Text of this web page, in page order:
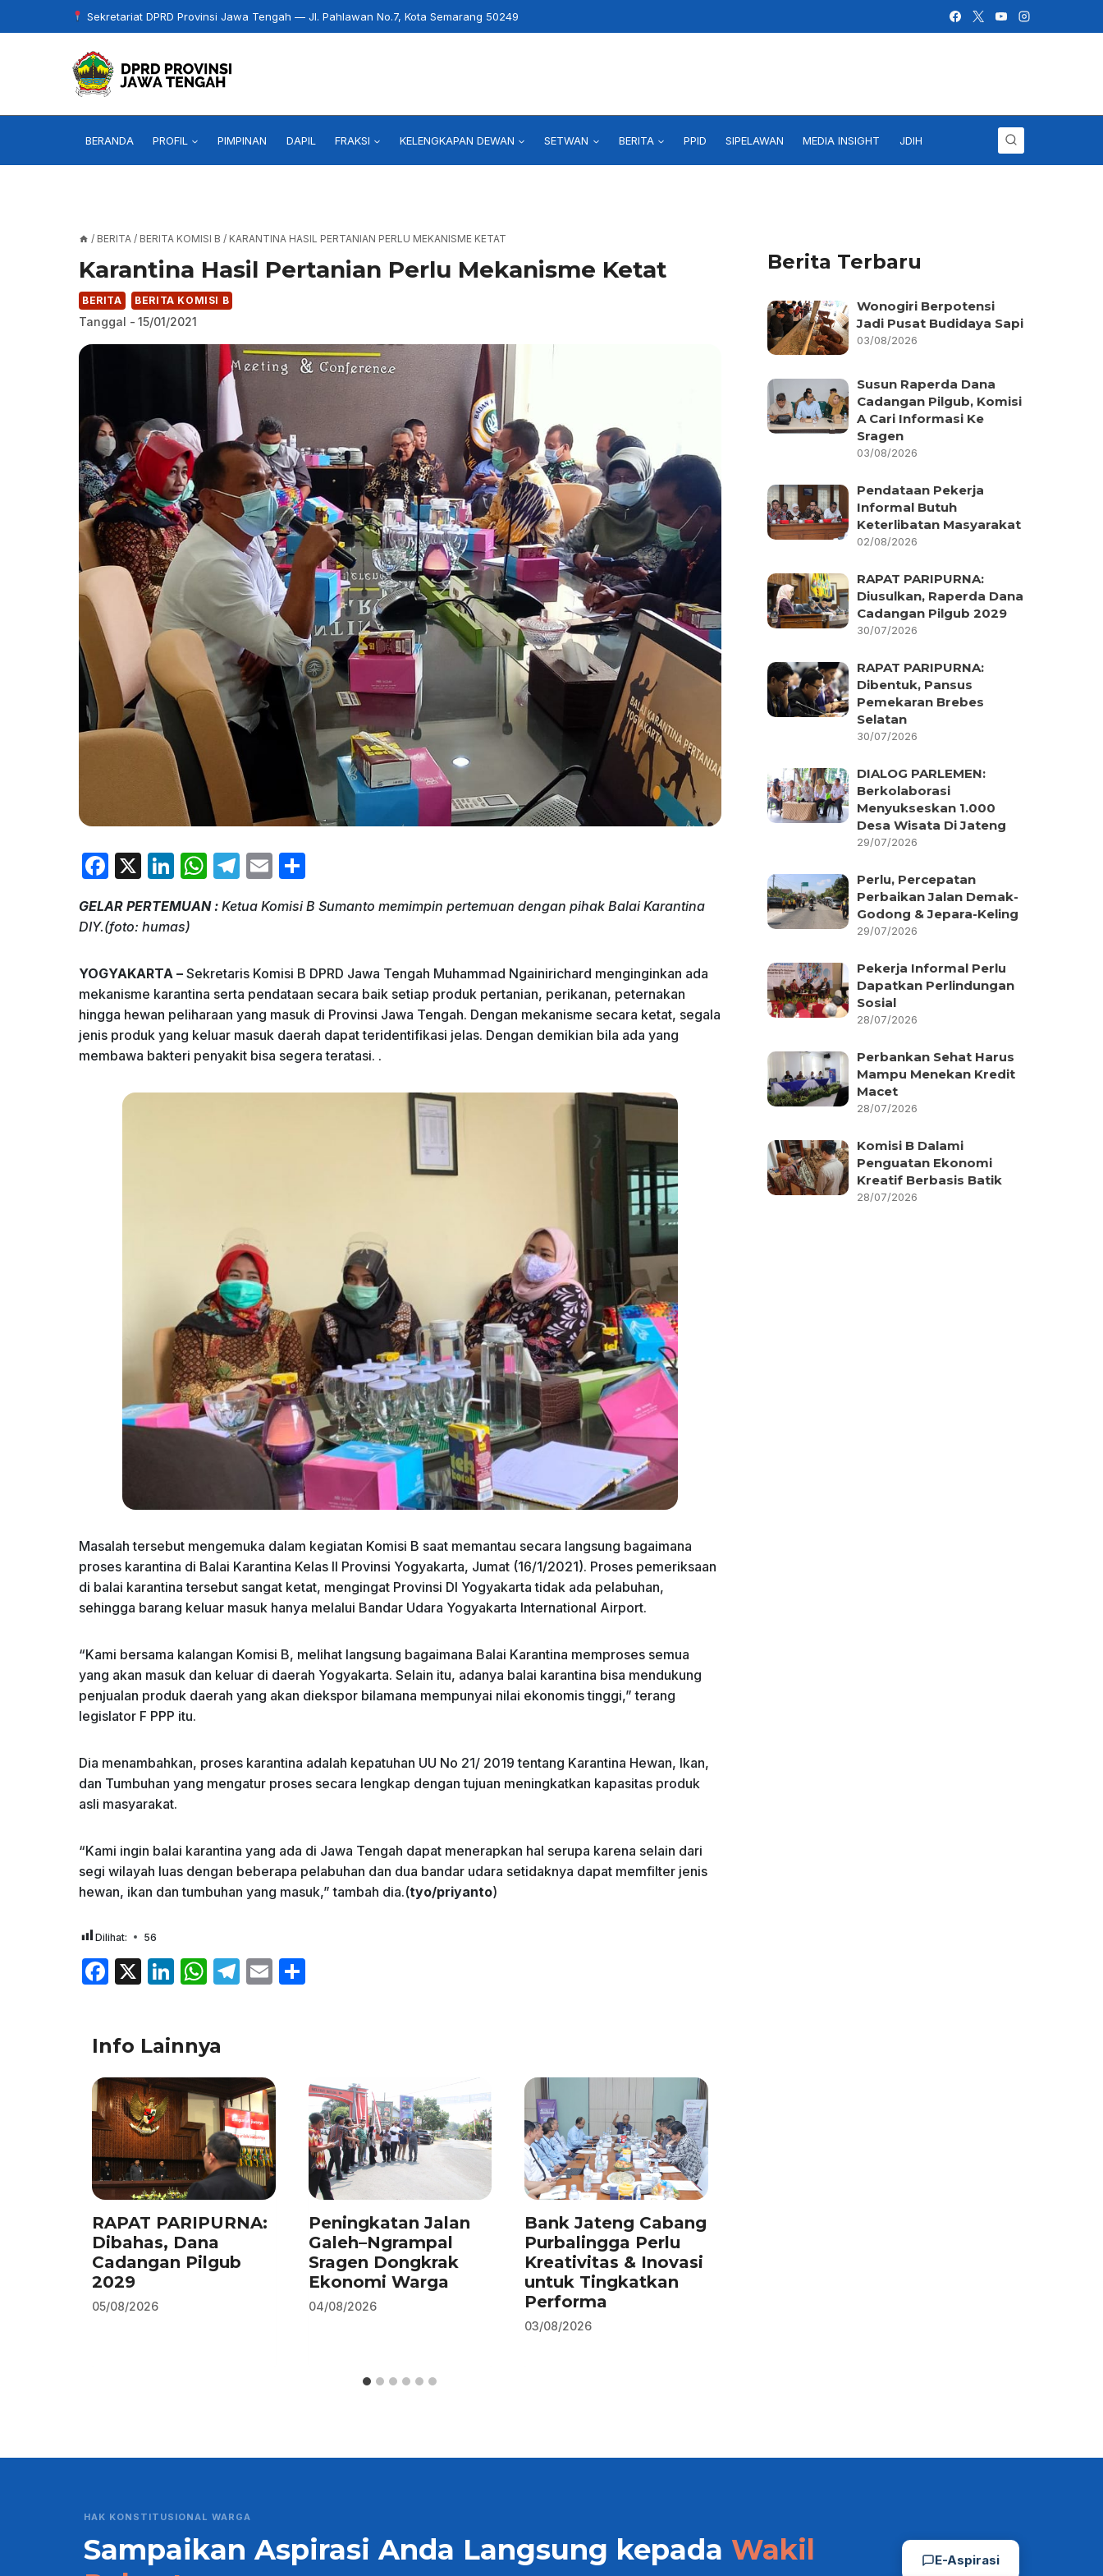
to
Sekretariat DPRD Provinsi Jawa Tengah — Jl. Pahlawan No.7, Kota Semarang 50249
BERANDA PROFIL PIMPINAN DAPIL FRAKSI KELENGKAPAN DEWAN SETWAN BERITA PPID SIPELAWAN MEDIA INSIGHT JDIH
/ BERITA / BERITA KOMISI B / KARANTINA HASIL PERTANIAN PERLU MEKANISME KETAT
Karantina Hasil Pertanian Perlu Mekanisme Ketat
BERITA BERITA KOMISI B
Tanggal - 15/01/2021
F
c
e
b
o
o
k
X
Li
k
e
dI
n
W
at
A
p
p
T
e
a
m
E
ai ar
GELAR PERTEMUAN : Ketua Komisi B Sumanto memimpin pertemuan dengan pihak Balai Karantina
DIY.(foto: humas)
YOGYAKARTA – Sekretaris Komisi B DPRD Jawa Tengah Muhammad Ngainirichard menginginkan ada
mekanisme karantina serta pendataan secara baik setiap produk pertanian, perikanan, peternakan
hingga hewan peliharaan yang masuk di Provinsi Jawa Tengah. Dengan mekanisme secara ketat, segala
jenis produk yang keluar masuk daerah dapat teridentifikasi jelas. Dengan demikian bila ada yang
membawa bakteri penyakit bisa segera teratasi. .
Masalah tersebut mengemuka dalam kegiatan Komisi B saat memantau secara langsung bagaimana
proses karantina di Balai Karantina Kelas II Provinsi Yogyakarta, Jumat (16/1/2021). Proses pemeriksaan
di balai karantina tersebut sangat ketat, mengingat Provinsi DI Yogyakarta tidak ada pelabuhan,
sehingga barang keluar masuk hanya melalui Bandar Udara Yogyakarta International Airport.
“Kami bersama kalangan Komisi B, melihat langsung bagaimana Balai Karantina memproses semua
yang akan masuk dan keluar di daerah Yogyakarta. Selain itu, adanya balai karantina bisa mendukung
penjualan produk daerah yang akan diekspor bilamana mempunyai nilai ekonomis tinggi,” terang
legislator F PPP itu.
Dia menambahkan, proses karantina adalah kepatuhan UU No 21/ 2019 tentang Karantina Hewan, Ikan,
dan Tumbuhan yang mengatur proses secara lengkap dengan tujuan meningkatkan kapasitas produk
asli masyarakat.
“Kami ingin balai karantina yang ada di Jawa Tengah dapat menerapkan hal serupa karena selain dari
segi wilayah luas dengan beberapa pelabuhan dan dua bandar udara setidaknya dapat memfilter jenis
hewan, ikan dan tumbuhan yang masuk,” tambah dia.(tyo/priyanto)
Dilihat: 56
F
e
b
o
o
k
X
Li
e
dI
n
W
s
A
p
p
T
a
m
E
Info Lainnya
RAPAT PARIPURNA:
Dibahas, Dana
Cadangan Pilgub
2029
05/08/2026
Peningkatan Jalan
Galeh–Ngrampal
Sragen Dongkrak
Ekonomi Warga
04/08/2026
Bank Jateng Cabang
Purbalingga Perlu
Kreativitas & Inovasi
untuk Tingkatkan
Performa
03/08/2026
Berita Terbaru
Wonogiri Berpotensi
Jadi Pusat Budidaya Sapi
03/08/2026
Susun Raperda Dana
Cadangan Pilgub, Komisi
A Cari Informasi Ke
Sragen
03/08/2026
Pendataan Pekerja
Informal Butuh
Keterlibatan Masyarakat
02/08/2026
RAPAT PARIPURNA:
Diusulkan, Raperda Dana
Cadangan Pilgub 2029
30/07/2026
RAPAT PARIPURNA:
Dibentuk, Pansus
Pemekaran Brebes
Selatan
30/07/2026
DIALOG PARLEMEN:
Berkolaborasi
Menyukseskan 1.000
Desa Wisata Di Jateng
29/07/2026
Perlu, Percepatan
Perbaikan Jalan Demak-
Godong & Jepara-Keling
29/07/2026
Pekerja Informal Perlu
Dapatkan Perlindungan
Sosial
28/07/2026
Perbankan Sehat Harus
Mampu Menekan Kredit
Macet
28/07/2026
Komisi B Dalami
Penguatan Ekonomi
Kreatif Berbasis Batik
28/07/2026
HAK KONSTITUSIONAL WARGA
Sampaikan Aspirasi Anda Langsung kepada Wakil
E-Aspirasi